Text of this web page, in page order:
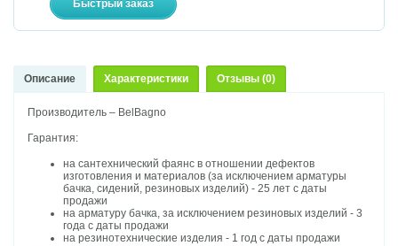
Описание Характеристики Отзывы (0)
Производитель – BelBagno
Гарантия:
на сантехнический фаянс в отношении дефектов
изготовления и материалов (за исключением арматуры
бачка, сидений, резиновых изделий) - 25 лет с даты
продажи
на арматуру бачка, за исключением резиновых изделий - 3
года с даты продажи
на резинотехнические изделия - 1 год с даты продажи